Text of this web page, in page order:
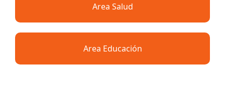
Area Salud
Area Educación